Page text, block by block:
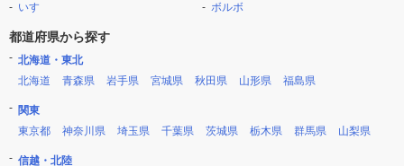
いすゞ
ボルボ
都道府県から探す
北海道・東北
北海道
青森県 岩手県 宮城県 秋田県 山形県 福島県
関東
東京都
神奈川県 埼玉県 千葉県 茨城県 栃木県 群馬県 山梨県
信越・北陸